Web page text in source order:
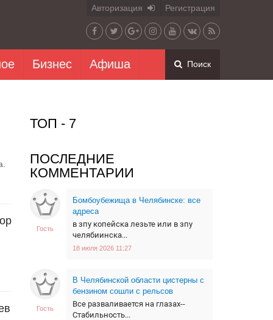
Авторизация Регистрация
Бизнес Афиша Поиск
ТОП - 7
ПОСЛЕДНИЕ
КОММЕНТАРИИ
Гость
Бомбоубежища в Челябинске: все
адреса
в зпу копейска лезьте или в зпу
челябиинска...
18 июля 2026 11:27
Гость
В Челябинской области цистерны с
бензином сошли с рельсов
Все разваливается на глазах--
Стабильность...